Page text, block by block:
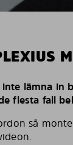
inte lämna in
flesta fall
så